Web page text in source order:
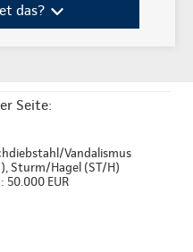
das?
Seite:
Vandalismus
Sturm/Hagel (ST/H)
50.000 EUR